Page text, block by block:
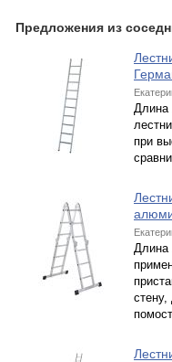
Предложения из
Длина
при
Длина
стену,